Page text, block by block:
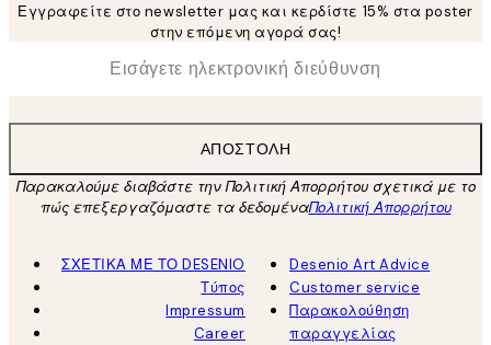
Εγγραφείτε στο newsletter μας και κερδίστε 15% στα poster
στην επόμενη αγορά σας!
Ηλεκτρονική Διεύθυνση
ΑΠΟΣΤΟΛΉ
Παρακαλούμε διαβάστε την Πολιτική Απορρήτου σχετικά με το
πώς επεξεργαζόμαστε τα δεδομέναΠολιτική Απορρήτου
ΣΧΕΤΙΚΑ ΜΕ ΤΟ DESENIO
Τύπος
Impressum
Career
Desenio Art Advice
Customer service
Παρακολούθηση
παραγγελίας